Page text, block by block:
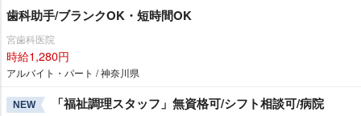
歯科助手/ブランクOK・短時間OK
宮歯科医院
時給1,280円
アルバイト・パート / 神奈川県
NEW 「福祉調理スタッフ」無資格可/シフト相談可/病院